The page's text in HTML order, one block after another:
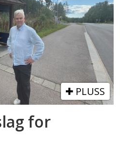
PLUSS
for